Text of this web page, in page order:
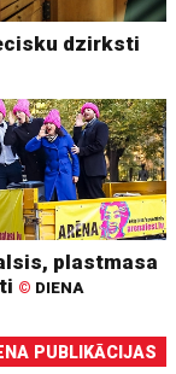
dzirksti
plastmasa
© DIENA
PUBLIKĀCIJAS